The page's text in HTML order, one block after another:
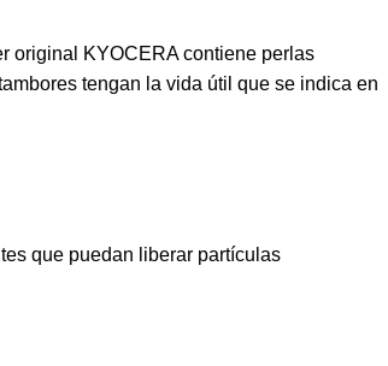
original KYOCERA contiene perlas
tengan la vida útil que se indica en
que puedan liberar partículas